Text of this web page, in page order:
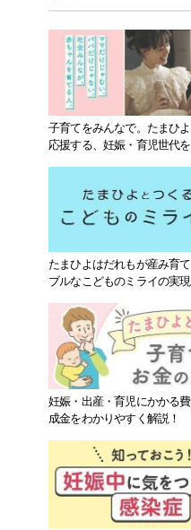
子育てをみんなで。たまひ
応援する、妊娠・育児世代
たまひよはだれもが産み育
ブルなこどものミライの実
妊娠・出産・育児にかかる
成金をわかりやすく解説！